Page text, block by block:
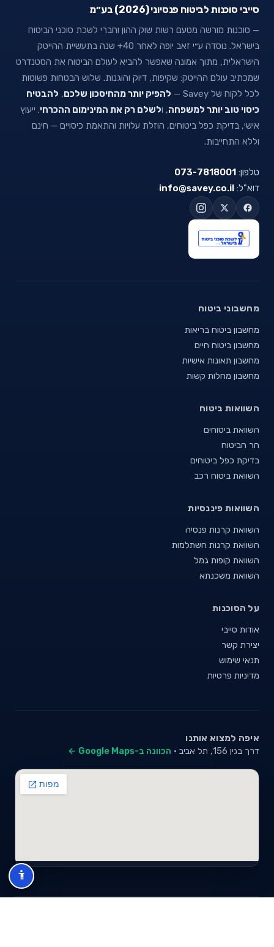
סייבי סוכנות לביטוח פנסיוני (2026) בע״מ
— סוכנות מורשה מטעם רשות שוק ההון וחברי לשכת סוכני הביטוח
בישראל. נוסדה ע״י זאב יופה לאחר 40+ שנה בתעשיית ההייטק
הישראלית, מתוך אמונה שאפשר להביא לעולם הביטוח את הסטנדרט
שמכתיב עולם ההייטק: שקיפות, דיוק והוגנות. שלוש הבטחות פשוטות
לכל לקוח של Savey —
להפיק יותר מהחיסכון שלכם, להבטיח
כיסוי טוב יותר למשפחה, ולשלם רק את המינימום ההכרחי. ייעוץ
אישי, בדיקת כפל ביטוחים, הוזלת עלויות והתאמת כיסויים — חינם
וללא התחייבות.
טלפון: 073-7818001
דוא"ל: info@savey.co.il
מחשבוני ביטוח
מחשבון ביטוח בריאות
מחשבון ביטוח חיים
מחשבון תאונות אישיות
מחשבון מחלות קשות
השוואות ביטוח
השוואת ביטוחים
הר הביטוח
בדיקת כפל ביטוחים
השוואת ביטוח רכב
השוואות פיננסיות
השוואת קרנות פנסיה
השוואת קרנות השתלמות
השוואת קופות גמל
השוואת משכנתא
על הסוכנות
אודות סייבי
יצירת קשר
תנאי שימוש
מדיניות פרטיות
איפה למצוא אותנו
דרך בגין 156, תל אביב · הכוונה ב-Google Maps ←